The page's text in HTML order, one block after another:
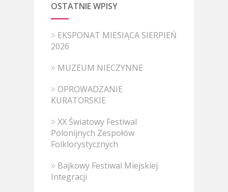
OSTATNIE WPISY
EKSPONAT MIESIĄCA SIERPIEŃ
2026
MUZEUM NIECZYNNE
OPROWADZANIE
KURATORSKIE
XX Światowy Festiwal
Polonijnych Zespołów
Folklorystycznych
Bajkowy Festiwal Miejskiej
Integracji